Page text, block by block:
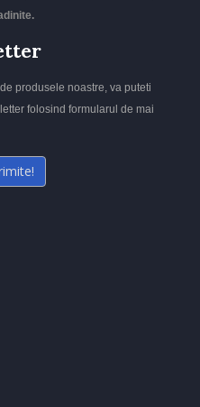
produsele noastre, va puteti
folosind formularul de mai